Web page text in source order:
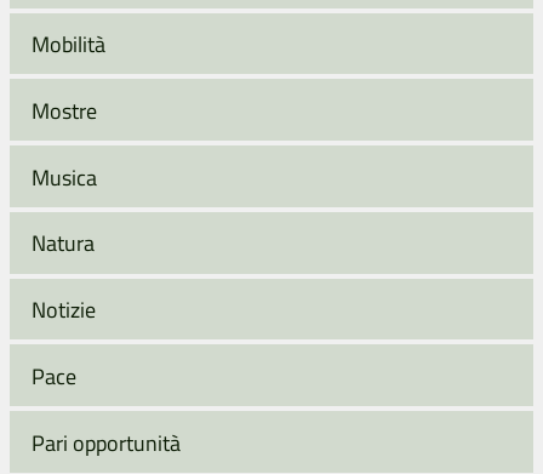
Mobilità
Mostre
Musica
Natura
Notizie
Pace
Pari opportunità